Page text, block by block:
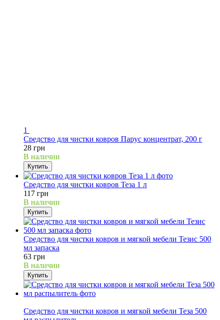
1
Средство для чистки ковров Парус концентрат, 200 г
28 грн
В наличии
Купить
Средство для чистки ковров Теза 1 л
117 грн
В наличии
Купить
Средство для чистки ковров и мягкой мебели Тезис 500
мл запаска
63 грн
В наличии
Купить
Средство для чистки ковров и мягкой мебели Теза 500